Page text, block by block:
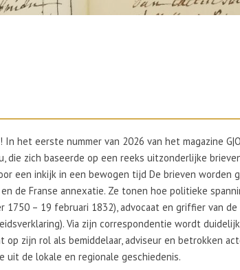
het eerste nummer van 2026 van het magazine
die zich baseerde op een reeks uitzonderlijke
een inkijk in een bewogen tijd De brieven worden
de Franse annexatie. Ze tonen hoe politieke
1750 – 19 februari 1832), advocaat en griffier van
Via zijn correspondentie wordt
zijn rol als bemiddelaar, adviseur en betrokken
uit de lokale en regionale geschiedenis.